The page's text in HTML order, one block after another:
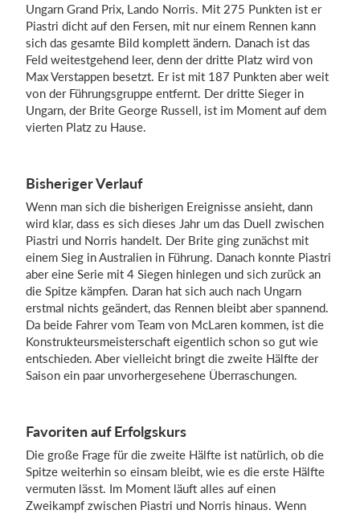
Ungarn Grand Prix, Lando Norris. Mit 275 Punkten ist er
Piastri dicht auf den Fersen, mit nur einem Rennen kann
sich das gesamte Bild komplett ändern. Danach ist das
Feld weitestgehend leer, denn der dritte Platz wird von
Max Verstappen besetzt. Er ist mit 187 Punkten aber weit
von der Führungsgruppe entfernt. Der dritte Sieger in
Ungarn, der Brite George Russell, ist im Moment auf dem
vierten Platz zu Hause.
Bisheriger Verlauf
Wenn man sich die bisherigen Ereignisse ansieht, dann
wird klar, dass es sich dieses Jahr um das Duell zwischen
Piastri und Norris handelt. Der Brite ging zunächst mit
einem Sieg in Australien in Führung. Danach konnte Piastri
aber eine Serie mit 4 Siegen hinlegen und sich zurück an
die Spitze kämpfen. Daran hat sich auch nach Ungarn
erstmal nichts geändert, das Rennen bleibt aber spannend.
Da beide Fahrer vom Team von McLaren kommen, ist die
Konstrukteursmeisterschaft eigentlich schon so gut wie
entschieden. Aber vielleicht bringt die zweite Hälfte der
Saison ein paar unvorhergesehene Überraschungen.
Favoriten auf Erfolgskurs
Die große Frage für die zweite Hälfte ist natürlich, ob die
Spitze weiterhin so einsam bleibt, wie es die erste Hälfte
vermuten lässt. Im Moment läuft alles auf einen
Zweikampf zwischen Piastri und Norris hinaus. Wenn